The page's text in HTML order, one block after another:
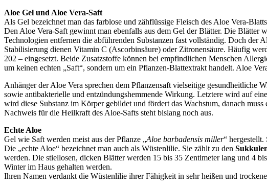
Aloe Gel und Aloe Vera-Saft
Als Gel bezeichnet man das farblose und zähflüssige Fleisch des Aloe Vera-
Den Aloe Vera-Saft gewinnt man ebenfalls aus dem Gel der Blätter. Die Blätter
Technologien entfernen die abführenden Substanzen fast vollständig. Doch
Stabilisierung dienen Vitamin C (Ascorbinsäure) oder Zitronensäure. Häufig
202 – eingesetzt. Beide Zusatzstoffe können bei empfindlichen Menschen
um keinen echten „Saft“, sondern um ein Pflanzen-Blattextrakt handelt. Aloe
Anhänger der Aloe Vera sprechen dem Pflanzensaft vielseitige gesundheitliche
sowie antibakterielle und entzündungshemmende Wirkung. Letztere wird auf
wird diese Substanz im Körper gebildet und fördert das Wachstum, danach
Nachweis für die Heilkraft des Aloe-Safts steht bislang noch aus.
Echte Aloe
Gel wie Saft werden meist aus der Pflanze „Aloe barbadensis miller“
Die „echte Aloe“ bezeichnet man auch als Wüstenlilie. Sie zählt zu den
werden. Die stiellosen, dicken Blätter werden 15 bis 35 Zentimeter lang und 4
Winter im Haus gehalten werden.
Ihren Namen verdankt die Wüstenlilie ihrer Fähigkeit in sehr heißen und